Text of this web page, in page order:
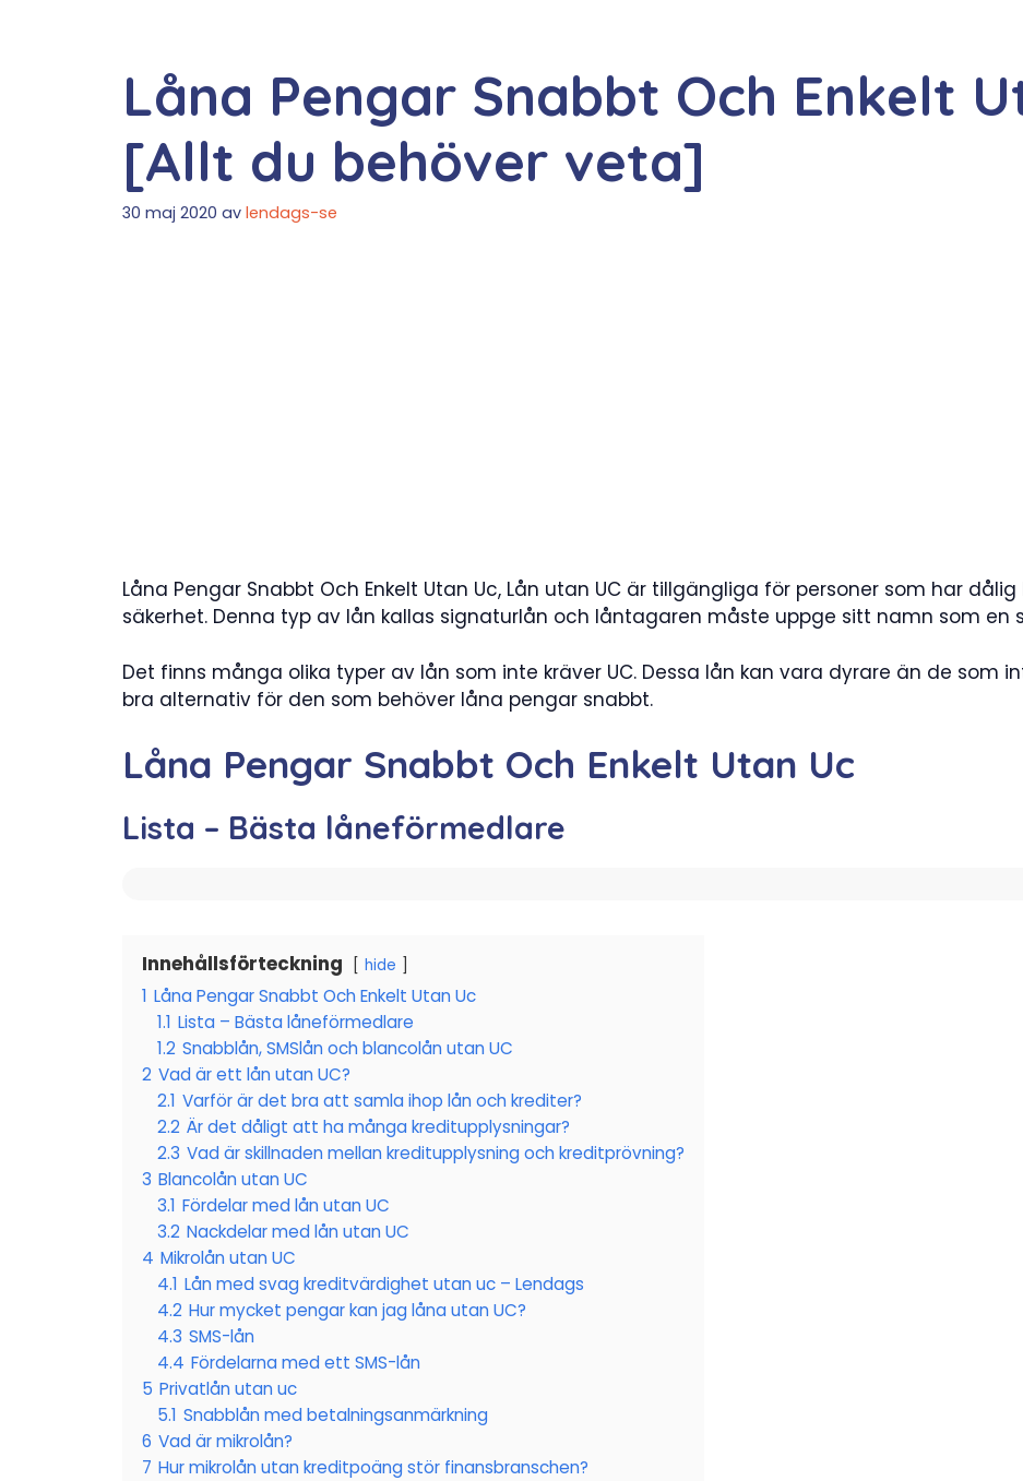
Låna Pengar Snabbt Och Enkelt
[Allt du behöver veta]
30 maj 2020 av lendags-se
Låna Pengar Snabbt Och Enkelt Utan Uc, Lån utan UC är tillgängliga för personer som har
säkerhet. Denna typ av lån kallas signaturlån och låntagaren måste uppge sitt namn som en
Det finns många olika typer av lån som inte kräver UC. Dessa lån kan vara dyrare än de som
bra alternativ för den som behöver låna pengar snabbt.
Låna Pengar Snabbt Och Enkelt Utan Uc
Lista – Bästa låneförmedlare
Innehållsförteckning hide
1 Låna Pengar Snabbt Och Enkelt Utan Uc
1.1 Lista – Bästa låneförmedlare
1.2 Snabblån, SMSlån och blancolån utan UC
2 Vad är ett lån utan UC?
2.1 Varför är det bra att samla ihop lån och krediter?
2.2 Är det dåligt att ha många kreditupplysningar?
2.3 Vad är skillnaden mellan kreditupplysning och kreditprövning?
3 Blancolån utan UC
3.1 Fördelar med lån utan UC
3.2 Nackdelar med lån utan UC
4 Mikrolån utan UC
4.1 Lån med svag kreditvärdighet utan uc – Lendags
4.2 Hur mycket pengar kan jag låna utan UC?
4.3 SMS-lån
4.4 Fördelarna med ett SMS-lån
5 Privatlån utan uc
5.1 Snabblån med betalningsanmärkning
6 Vad är mikrolån?
7 Hur mikrolån utan kreditpoäng stör finansbranschen?